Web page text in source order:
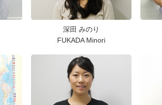
深田 みのり
FUKADA Minori